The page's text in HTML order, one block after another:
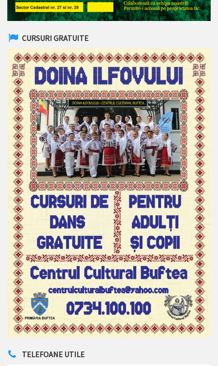
CURSURI GRATUITE
TELEFOANE UTILE